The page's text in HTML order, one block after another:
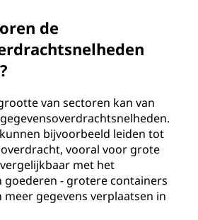
de
van sectoren kan van
bijvoorbeeld leiden tot
vooral voor grote
met het
- grotere containers
gegevens verplaatsen in